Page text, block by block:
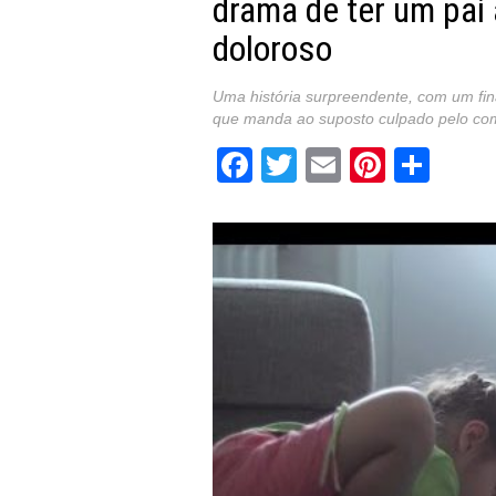
drama de ter um
doloroso
Uma história surpreendente, com um
que manda ao suposto culpado pelo
Facebook
TwitterEmail